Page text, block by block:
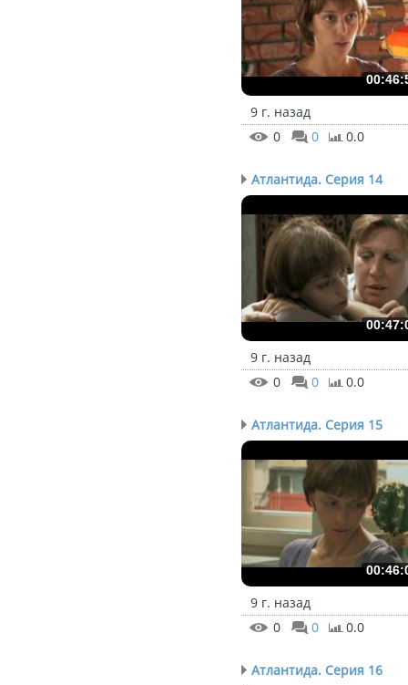
9 г. назад
0
0 0.0
Атлантида. Серия 14
9 г. назад
0
0 0.0
Атлантида. Серия 15
9 г. назад
0
0 0.0
Атлантида. Серия 16